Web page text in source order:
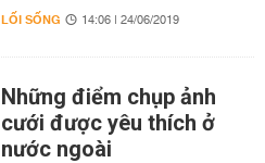
LỐI SỐNG 14:06 | 24/06/2019
Những điểm chụp ảnh
cưới được yêu thích ở
nước ngoài